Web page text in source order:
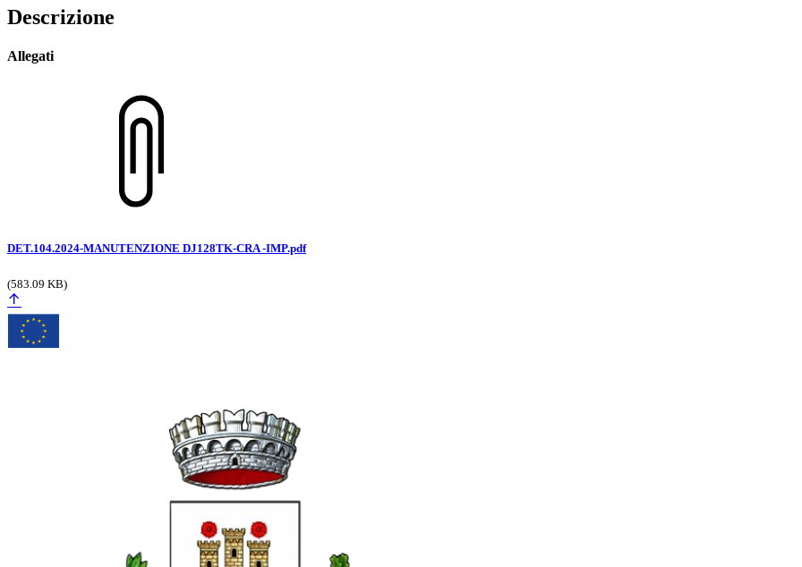
Descrizione
Allegati
DET.104.2024-MANUTENZIONE DJ128TK-CRA -IMP.pdf
(583.09 KB)